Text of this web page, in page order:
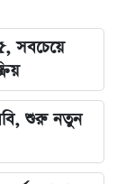
সবচেয়ে
শুরু নতুন